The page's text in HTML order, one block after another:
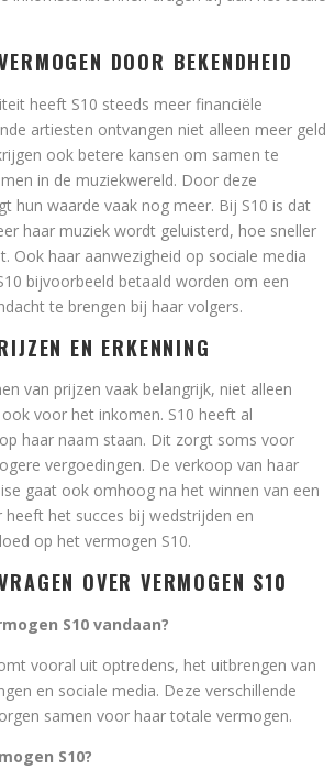
DOOR BEKENDHEID
heeft S10 steeds meer financiële
artiesten ontvangen niet alleen meer geld
ook betere kansen om samen te
in de muziekwereld. Door deze
hun waarde vaak nog meer. Bij S10 is dat
haar muziek wordt geluisterd, hoe sneller
Ook haar aanwezigheid op sociale media
bijvoorbeeld betaald worden om een
te brengen bij haar volgers.
EN ERKENNING
van prijzen vaak belangrijk, niet alleen
voor het inkomen. S10 heeft al
haar naam staan. Dit zorgt soms voor
vergoedingen. De verkoop van haar
gaat ook omhoog na het winnen van een
heeft het succes bij wedstrijden en
op het vermogen S10.
OVER VERMOGEN S10
S10 vandaan?
vooral uit optredens, het uitbrengen van
en sociale media. Deze verschillende
samen voor haar totale vermogen.
S10?